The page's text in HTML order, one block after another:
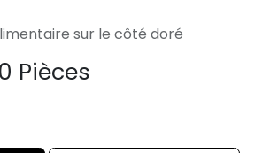
sur le côté doré
Pièces